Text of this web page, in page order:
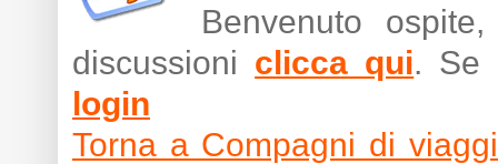
Benvenuto
discussioni clicca qui. Se
login
Torna a Compagni di